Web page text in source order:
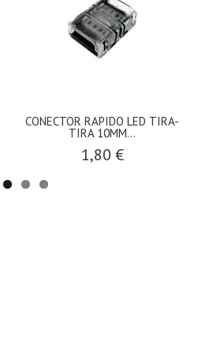
CONECTOR RAPIDO LED TIRA-
TIRA 10MM...
1,80 €